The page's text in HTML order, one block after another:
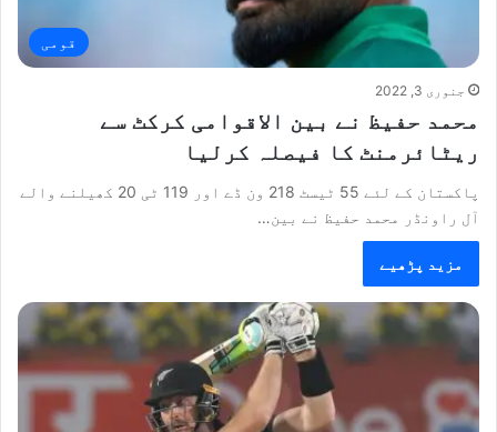
قومی
جنوری 3, 2022
محمد حفیظ نے بین الاقوامی کرکٹ سے
ریٹائرمنٹ کا فیصلہ کرلیا
پاکستان کے لئے 55 ٹیسٹ 218 ون ڈے اور 119 ٹی 20 کھیلنے والے
آل راونڈر محمد حفیظ نے بین…
مزید پڑھیے